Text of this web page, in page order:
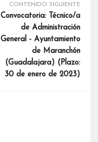
CONTENIDO SIGUIENTE
Convocatoria: Técnico/a
de Administración
General - Ayuntamiento
de Maranchón
(Guadalajara) (Plazo:
30 de enero de 2023)